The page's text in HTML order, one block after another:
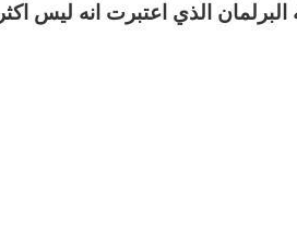
الذي اعتبرت انه ليس اكثر